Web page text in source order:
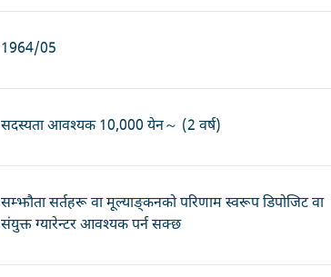
1964/05
सदस्यता आवश्यक 10,000 येन～ (2 वर्ष)
सम्झौता सर्तहरू वा मूल्याङ्कनको परिणाम स्वरूप डिपोजिट वा
संयुक्त ग्यारेन्टर आवश्यक पर्न सक्छ